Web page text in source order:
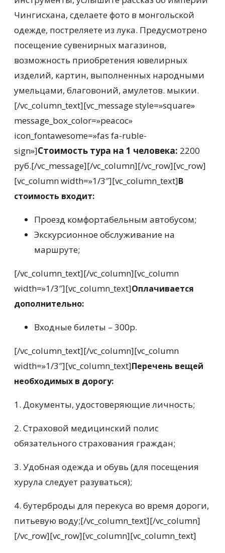
Чингисхана, сделаете фото в монгольской
одежде, постреляете из лука. Предусмотрено
посещение сувенирных магазинов,
возможность приобретения ювелирных
изделий, картин, выполненных народными
умельцами, благовоний, амулетов. мыкии.
[/vc_column_text][vc_message style=»square»
message_box_color=»peacoc»
icon_fontawesome=»fas fa-ruble-
sign»]Стоимость тура на 1 человека: 2200
руб.[/vc_message][/vc_column][/vc_row][vc_row]
[vc_column width=»1/3″][vc_column_text]В
стоимость входит:
Проезд комфортабельным автобусом;
Экскурсионное обслуживание на
маршруте;
[/vc_column_text][/vc_column][vc_column
width=»1/3″][vc_column_text]Оплачивается
дополнительно:
Входные билеты – 300р.
[/vc_column_text][/vc_column][vc_column
width=»1/3″][vc_column_text]Перечень вещей
необходимых в дорогу:
1. Документы, удостоверяющие личность;
2. Страховой медицинский полис
обязательного страхования граждан;
3. Удобная одежда и обувь (для посещения
хурула следует разуваться);
4. бутерброды для перекуса во время дороги,
питьевую воду;[/vc_column_text][/vc_column]
[/vc_row][vc_row][vc_column][vc_column_text]